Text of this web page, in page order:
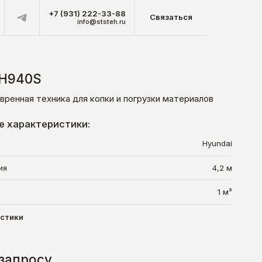
+7 (931) 222-33-88
info@ststeh.ru Связаться
техника для копки и погрузки материалов
характеристики:
Hyundai
4,2 м
1 м³